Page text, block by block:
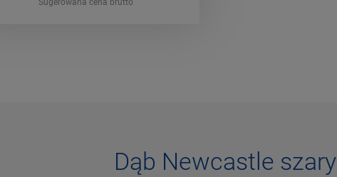
Sugerowana cena brutto
Dąb Newcastle szary